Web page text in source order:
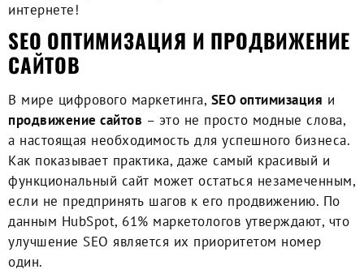
интернете!
SEO ОПТИМИЗАЦИЯ И ПРОДВИЖЕНИЕ
САЙТОВ
В мире цифрового маркетинга, SEO оптимизация и
продвижение сайтов – это не просто модные слова,
а настоящая необходимость для успешного бизнеса.
Как показывает практика, даже самый красивый и
функциональный сайт может остаться незамеченным,
если не предпринять шагов к его продвижению. По
данным HubSpot, 61% маркетологов утверждают, что
улучшение SEO является их приоритетом номер
один.